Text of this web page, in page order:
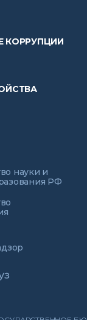
КОРРУПЦИИ
науки и
РФ